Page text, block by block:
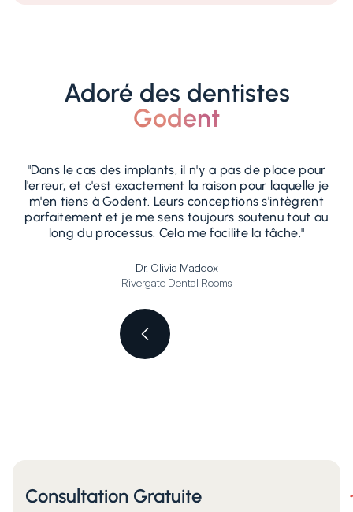
Adoré des dentistes
Godent
"Dans le cas des implants, il n'y a pas de place pour
l'erreur, et c'est exactement la raison pour laquelle je
m'en tiens à Godent. Leurs conceptions s'intègrent
parfaitement et je me sens toujours soutenu tout au
long du processus. Cela me facilite la tâche."
Dr. Olivia Maddox
Rivergate Dental Rooms
Consultation Gratuite